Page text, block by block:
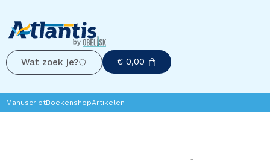
Wat zoek je? € 0,00
ManuscriptBoekenshopArtikelen